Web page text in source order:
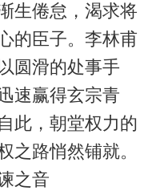
生倦怠，渴求将
的臣子。李林甫
圆滑的处事手
速赢得玄宗青
此，朝堂权力的
之路悄然铺就。
之音